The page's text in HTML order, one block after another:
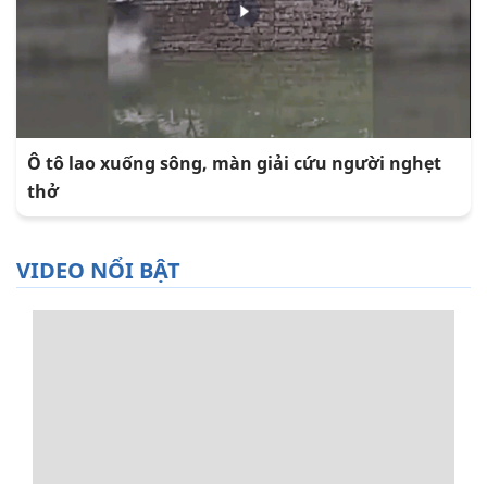
Ô tô lao xuống sông, màn giải cứu người nghẹt
thở
VIDEO NỔI BẬT